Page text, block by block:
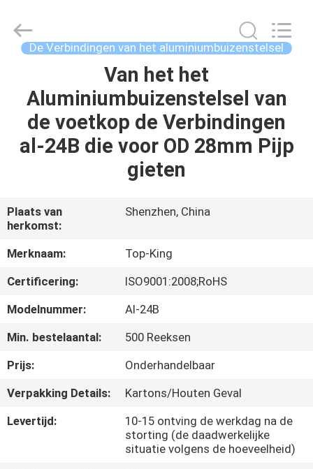
PRODUCTEN
FABRIEKSTOCHT
KWALITEITSCONTROLE
NEEM
CONTACT
MET
ONS
OP
Technology
De Verbindingen van het aluminiumbuizenstelsel
Van het het
Aluminiumbuizenstelsel van
de voetkop de Verbindingen
al-24B die voor OD 28mm Pijp
gieten
Plaats van
herkomst:
Shenzhen, China
Merknaam:
Top-King
Certificering:
ISO9001:2008;RoHS
Modelnummer:
Al-24B
Min. bestelaantal:
500 Reeksen
Prijs:
Onderhandelbaar
Verpakking Details:
Kartons/Houten Geval
Levertijd:
10-15 ontving de werkdag na de
storting (de daadwerkelijke
situatie volgens de hoeveelheid)